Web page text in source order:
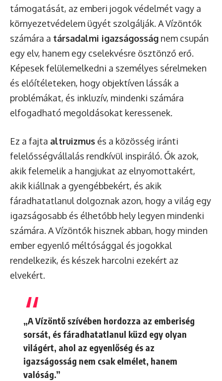
támogatását, az emberi jogok védelmét vagy a
környezetvédelem ügyét szolgálják. A Vízöntők
számára a társadalmi igazságosság nem csupán
egy elv, hanem egy cselekvésre ösztönző erő.
Képesek felülemelkedni a személyes sérelmeken
és előítéleteken, hogy objektíven lássák a
problémákat, és inkluzív, mindenki számára
elfogadható megoldásokat keressenek.
Ez a fajta altruizmus és a közösség iránti
felelősségvállalás rendkívül inspiráló. Ők azok,
akik felemelik a hangjukat az elnyomottakért,
akik kiállnak a gyengébbekért, és akik
fáradhatatlanul dolgoznak azon, hogy a világ egy
igazságosabb és élhetőbb hely legyen mindenki
számára. A Vízöntők hisznek abban, hogy minden
ember egyenlő méltósággal és jogokkal
rendelkezik, és készek harcolni ezekért az
elvekért.
„A Vízöntő szívében hordozza az emberiség
sorsát, és fáradhatatlanul küzd egy olyan
világért, ahol az egyenlőség és az
igazságosság nem csak elmélet, hanem
valóság.”